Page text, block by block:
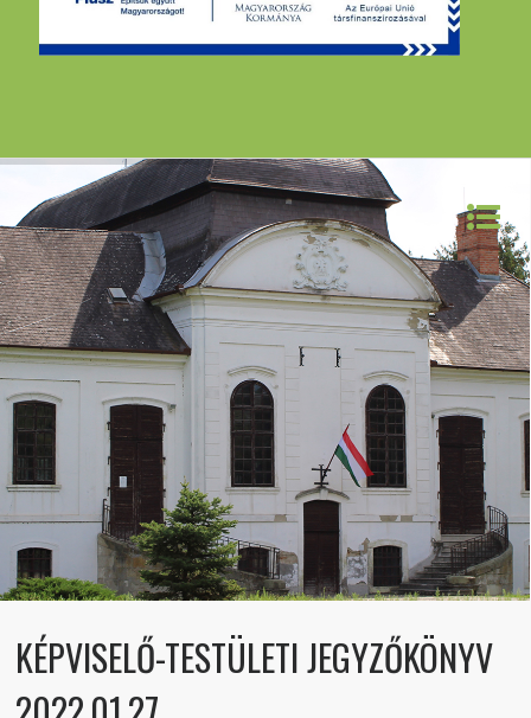
KÉPVISELŐ-TESTÜLETI JEGYZŐKÖNYV